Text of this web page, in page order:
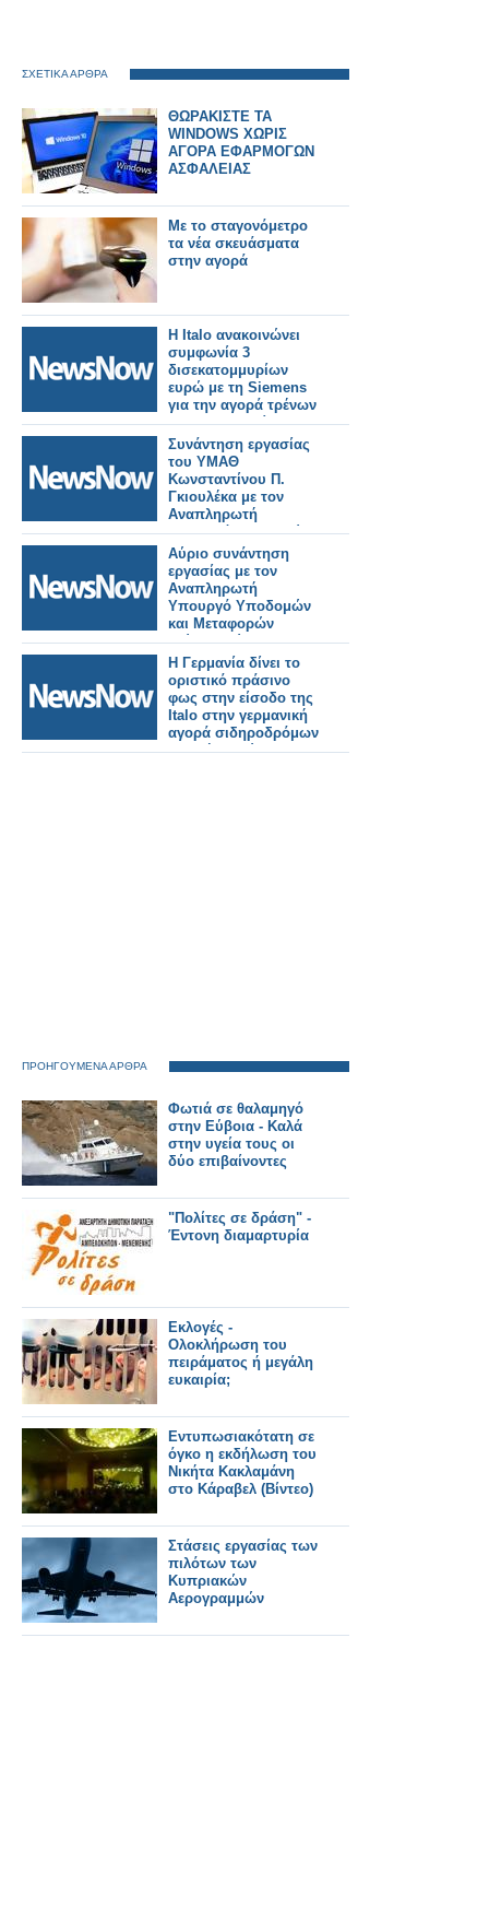
ΣΧΕΤΙΚΑ ΑΡΘΡΑ
ΘΩΡΑΚΙΣΤΕ ΤΑ
WINDOWS ΧΩΡΙΣ
ΑΓΟΡΑ ΕΦΑΡΜΟΓΩΝ
ΑΣΦΑΛΕΙΑΣ
Mε το σταγονόμετρο
τα νέα σκευάσματα
στην αγορά
Η Italo ανακοινώνει
συμφωνία 3
δισεκατομμυρίων
ευρώ με τη Siemens
για την αγορά τρένων
για τη Γερμανία.
Συνάντηση εργασίας
του ΥΜΑΘ
Κωνσταντίνου Π.
Γκιουλέκα με τον
Αναπληρωτή
Υπουργό Υποδομών
και Μεταφορών
Γιώργο Κώτσηρα.
Αύριο συνάντηση
εργασίας με τον
Αναπληρωτή
Υπουργό Υποδομών
και Μεταφορών
Γιώργο Κώτσηρα θα
έχει ο Κωνσταντίνος
Γκιουλέκας.
Η Γερμανία δίνει το
οριστικό πράσινο
φως στην είσοδο της
Italo στην γερμανική
αγορά σιδηροδρόμων
υψηλής ταχύτητας.
ΠΡΟΗΓΟΥΜΕΝΑ ΑΡΘΡΑ
Φωτιά σε θαλαμηγό
στην Εύβοια - Καλά
στην υγεία τους οι
δύο επιβαίνοντες
"Πολίτες σε δράση" -
Έντονη διαμαρτυρία
Εκλογές -
Ολοκλήρωση του
πειράματος ή μεγάλη
ευκαιρία;
Εντυπωσιακότατη σε
όγκο η εκδήλωση του
Νικήτα Κακλαμάνη
στο Κάραβελ (Βίντεο)
Στάσεις εργασίας των
πιλότων των
Κυπριακών
Αερογραμμών